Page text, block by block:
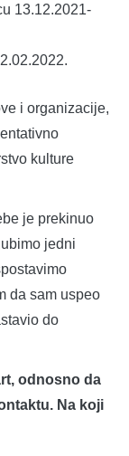
13.12.2021-
i organizacije,
kulture
je prekinuo
jedni
da sam uspeo
do
odnosno da
Na koji